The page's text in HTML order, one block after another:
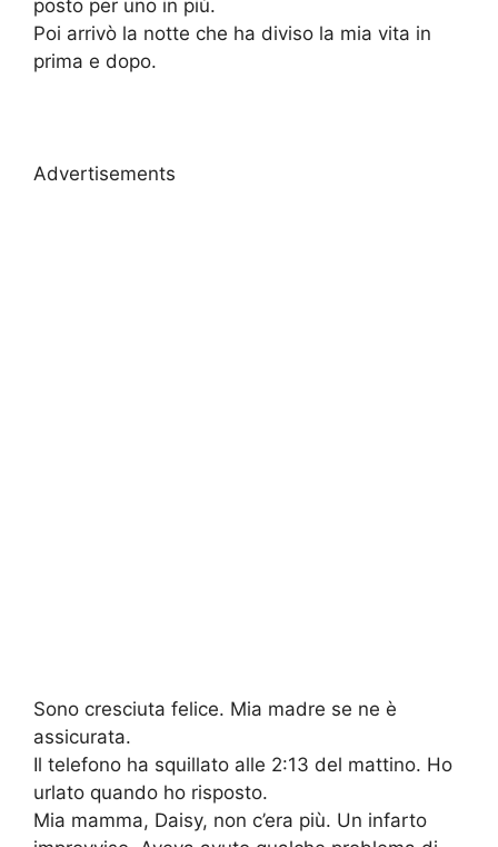
posto per uno in più.
Poi arrivò la notte che ha diviso la mia vita in
prima e dopo.
Advertisements
Sono cresciuta felice. Mia madre se ne è
assicurata.
Il telefono ha squillato alle 2:13 del mattino. Ho
urlato quando ho risposto.
Mia mamma, Daisy, non c’era più. Un infarto